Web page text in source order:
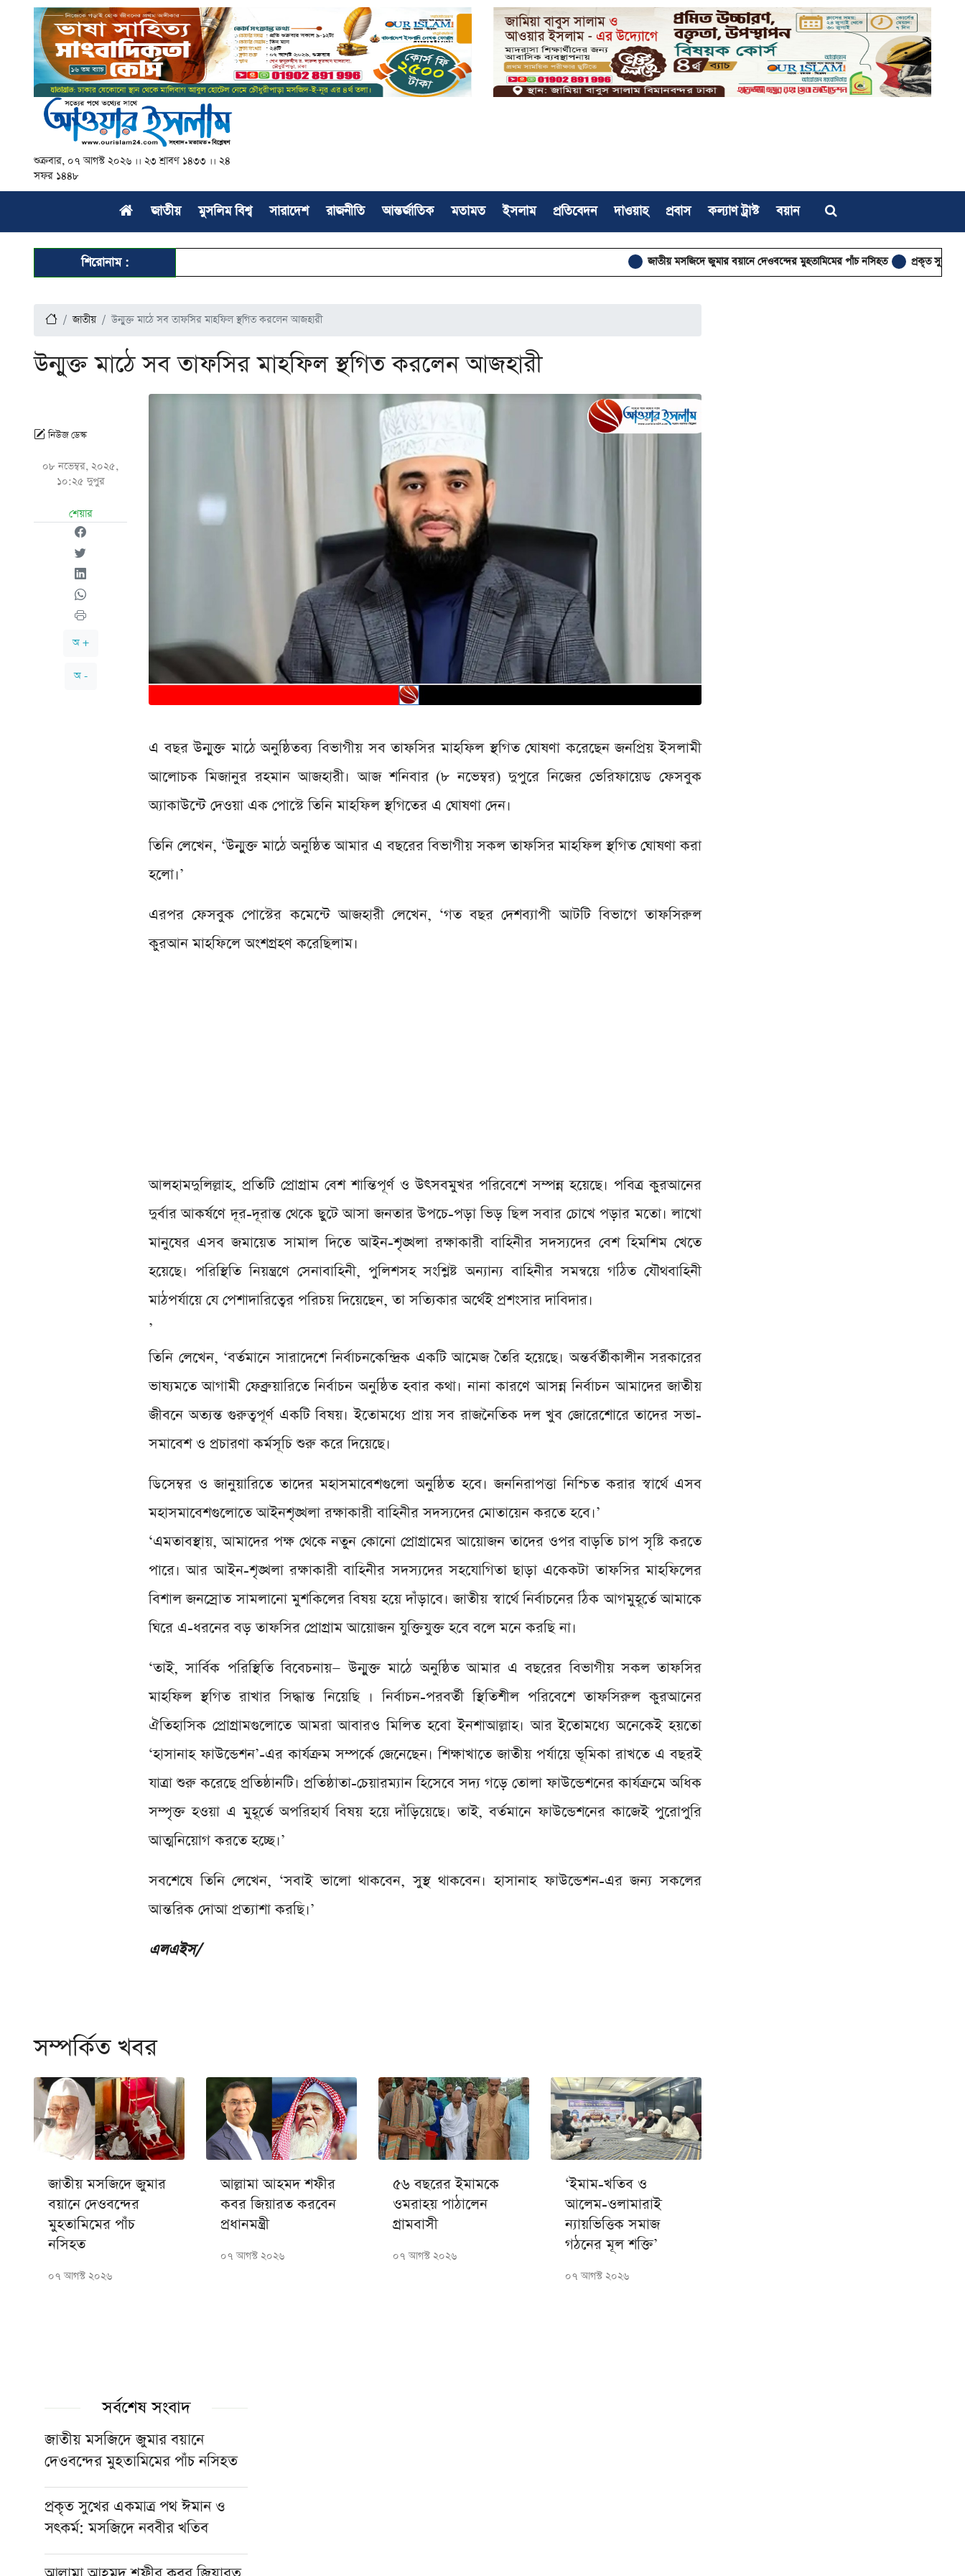
শুক্রবার, ০৭ আগস্ট ২০২৬ ।। ২৩ শ্রাবণ ১৪৩৩ ।। ২৪
সফর ১৪৪৮
জাতীয় মুসলিম বিশ্ব সারাদেশ রাজনীতি আন্তর্জাতিক মতামত ইসলাম প্রতিবেদন দাওয়াহ প্রবাস কল্যাণ ট্রাস্ট বয়ান
শিরোনাম : জাতীয় মসজিদে জুমার বয়ানে দেওবন্দের মুহতামিমের পাঁচ নসিহত প্রকৃত সুখের একমাত্র পথ
জাতীয় উন্মুক্ত মাঠে সব তাফসির মাহফিল স্থগিত করলেন আজহারী
উন্মুক্ত মাঠে সব তাফসির মাহফিল স্থগিত করলেন আজহারী
নিউজ ডেস্ক
০৮ নভেম্বর, ২০২৫,
১০:২৫ দুপুর
শেয়ার
অ +
অ -
এ বছর উন্মুক্ত মাঠে অনুষ্ঠিতব্য বিভাগীয় সব তাফসির মাহফিল স্থগিত ঘোষণা করেছেন জনপ্রিয় ইসলামী
আলোচক মিজানুর রহমান আজহারী। আজ শনিবার (৮ নভেম্বর) দুপুরে নিজের ভেরিফায়েড ফেসবুক
অ্যাকাউন্টে দেওয়া এক পোস্টে তিনি মাহফিল স্থগিতের এ ঘোষণা দেন।
তিনি লেখেন, ‘উন্মুক্ত মাঠে অনুষ্ঠিত আমার এ বছরের বিভাগীয় সকল তাফসির মাহফিল স্থগিত ঘোষণা করা
হলো।’
এরপর ফেসবুক পোস্টের কমেন্টে আজহারী লেখেন, ‘গত বছর দেশব্যাপী আটটি বিভাগে তাফসিরুল
কুরআন মাহফিলে অংশগ্রহণ করেছিলাম।
আলহামদুলিল্লাহ, প্রতিটি প্রোগ্রাম বেশ শান্তিপূর্ণ ও উৎসবমুখর পরিবেশে সম্পন্ন হয়েছে। পবিত্র কুরআনের
দুর্বার আকর্ষণে দূর-দূরান্ত থেকে ছুটে আসা জনতার উপচে-পড়া ভিড় ছিল সবার চোখে পড়ার মতো। লাখো
মানুষের এসব জমায়েত সামাল দিতে আইন-শৃঙ্খলা রক্ষাকারী বাহিনীর সদস্যদের বেশ হিমশিম খেতে
হয়েছে। পরিস্থিতি নিয়ন্ত্রণে সেনাবাহিনী, পুলিশসহ সংশ্লিষ্ট অন্যান্য বাহিনীর সমন্বয়ে গঠিত যৌথবাহিনী
মাঠপর্যায়ে যে পেশাদারিত্বের পরিচয় দিয়েছেন, তা সত্যিকার অর্থেই প্রশংসার দাবিদার।
’
তিনি লেখেন, ‘বর্তমানে সারাদেশে নির্বাচনকেন্দ্রিক একটি আমেজ তৈরি হয়েছে। অন্তর্বর্তীকালীন সরকারের
ভাষ্যমতে আগামী ফেব্রুয়ারিতে নির্বাচন অনুষ্ঠিত হবার কথা। নানা কারণে আসন্ন নির্বাচন আমাদের জাতীয়
জীবনে অত্যন্ত গুরুত্বপূর্ণ একটি বিষয়। ইতোমধ্যে প্রায় সব রাজনৈতিক দল খুব জোরেশোরে তাদের সভা-
সমাবেশ ও প্রচারণা কর্মসূচি শুরু করে দিয়েছে।
ডিসেম্বর ও জানুয়ারিতে তাদের মহাসমাবেশগুলো অনুষ্ঠিত হবে। জননিরাপত্তা নিশ্চিত করার স্বার্থে এসব
মহাসমাবেশগুলোতে আইনশৃঙ্খলা রক্ষাকারী বাহিনীর সদস্যদের মোতায়েন করতে হবে।’
‘এমতাবস্থায়, আমাদের পক্ষ থেকে নতুন কোনো প্রোগ্রামের আয়োজন তাদের ওপর বাড়তি চাপ সৃষ্টি করতে
পারে। আর আইন-শৃঙ্খলা রক্ষাকারী বাহিনীর সদস্যদের সহযোগিতা ছাড়া একেকটা তাফসির মাহফিলের
বিশাল জনস্রোত সামলানো মুশকিলের বিষয় হয়ে দাঁড়াবে। জাতীয় স্বার্থে নির্বাচনের ঠিক আগমুহূর্তে আমাকে
ঘিরে এ-ধরনের বড় তাফসির প্রোগ্রাম আয়োজন যুক্তিযুক্ত হবে বলে মনে করছি না।
‘তাই, সার্বিক পরিস্থিতি বিবেচনায়— উন্মুক্ত মাঠে অনুষ্ঠিত আমার এ বছরের বিভাগীয় সকল তাফসির
মাহফিল স্থগিত রাখার সিদ্ধান্ত নিয়েছি । নির্বাচন-পরবর্তী স্থিতিশীল পরিবেশে তাফসিরুল কুরআনের
ঐতিহাসিক প্রোগ্রামগুলোতে আমরা আবারও মিলিত হবো ইনশাআল্লাহ। আর ইতোমধ্যে অনেকেই হয়তো
‘হাসানাহ ফাউন্ডেশন’-এর কার্যক্রম সম্পর্কে জেনেছেন। শিক্ষাখাতে জাতীয় পর্যায়ে ভূমিকা রাখতে এ বছরই
যাত্রা শুরু করেছে প্রতিষ্ঠানটি। প্রতিষ্ঠাতা-চেয়ারম্যান হিসেবে সদ্য গড়ে তোলা ফাউন্ডেশনের কার্যক্রমে অধিক
সম্পৃক্ত হওয়া এ মুহূর্তে অপরিহার্য বিষয় হয়ে দাঁড়িয়েছে। তাই, বর্তমানে ফাউন্ডেশনের কাজেই পুরোপুরি
আত্মনিয়োগ করতে হচ্ছে।’
সবশেষে তিনি লেখেন, ‘সবাই ভালো থাকবেন, সুস্থ থাকবেন। হাসানাহ ফাউন্ডেশন-এর জন্য সকলের
আন্তরিক দোআ প্রত্যাশা করছি।’
এলএইস/
সম্পর্কিত খবর
জাতীয় মসজিদে জুমার
বয়ানে দেওবন্দের
মুহতামিমের পাঁচ
নসিহত
০৭ আগস্ট ২০২৬
আল্লামা আহমদ শফীর
কবর জিয়ারত করবেন
প্রধানমন্ত্রী
০৭ আগস্ট ২০২৬
৫৬ বছরের ইমামকে
ওমরাহয় পাঠালেন
গ্রামবাসী
০৭ আগস্ট ২০২৬
‘ইমাম-খতিব ও
আলেম-ওলামারাই
ন্যায়ভিত্তিক সমাজ
গঠনের মূল শক্তি’
০৭ আগস্ট ২০২৬
সর্বশেষ সংবাদ
জাতীয় মসজিদে জুমার বয়ানে
দেওবন্দের মুহতামিমের পাঁচ নসিহত
প্রকৃত সুখের একমাত্র পথ ঈমান ও
সৎকর্ম: মসজিদে নববীর খতিব